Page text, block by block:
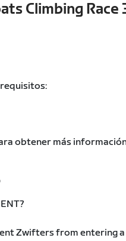
Climbing Race
obtener más
Zwifters from entering